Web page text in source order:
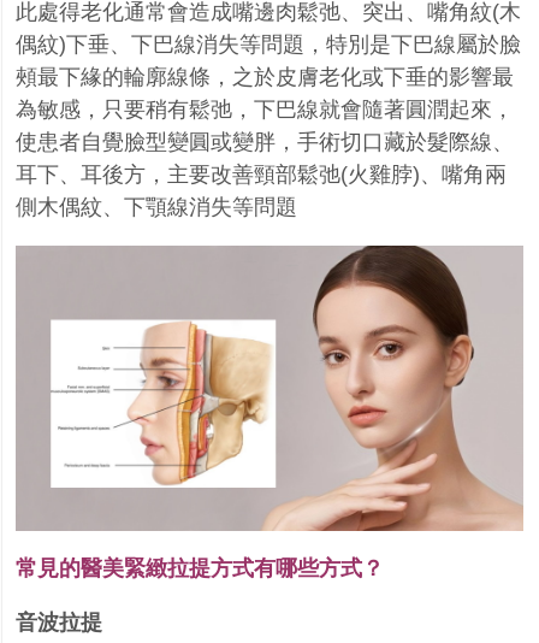
此處得老化通常會造成嘴邊肉鬆弛、突出、嘴角紋(木
偶紋)下垂、下巴線消失等問題，特別是下巴線屬於臉
頰最下緣的輪廓線條，之於皮膚老化或下垂的影響最
為敏感，只要稍有鬆弛，下巴線就會隨著圓潤起來，
使患者自覺臉型變圓或變胖，手術切口藏於髮際線、
耳下、耳後方，主要改善頸部鬆弛(火雞脖)、嘴角兩
側木偶紋、下顎線消失等問題
常見的醫美緊緻拉提方式有哪些方式？
音波拉提